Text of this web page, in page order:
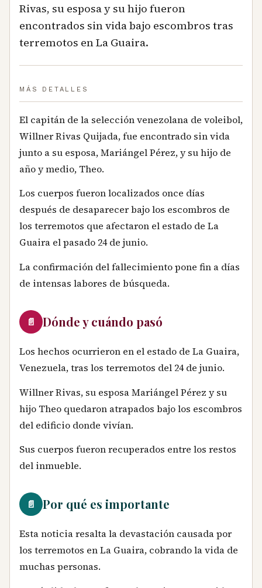
Rivas, su esposa y su hijo fueron
encontrados sin vida bajo escombros tras
terremotos en La Guaira.
MÁS DETALLES
El capitán de la selección venezolana de voleibol,
Willner Rivas Quijada, fue encontrado sin vida
junto a su esposa, Mariángel Pérez, y su hijo de
año y medio, Theo.
Los cuerpos fueron localizados once días
después de desaparecer bajo los escombros de
los terremotos que afectaron el estado de La
Guaira el pasado 24 de junio.
La confirmación del fallecimiento pone fin a días
de intensas labores de búsqueda.
📄 Dónde y cuándo pasó
Los hechos ocurrieron en el estado de La Guaira,
Venezuela, tras los terremotos del 24 de junio.
Willner Rivas, su esposa Mariángel Pérez y su
hijo Theo quedaron atrapados bajo los escombros
del edificio donde vivían.
Sus cuerpos fueron recuperados entre los restos
del inmueble.
📄 Por qué es importante
Esta noticia resalta la devastación causada por
los terremotos en La Guaira, cobrando la vida de
muchas personas.